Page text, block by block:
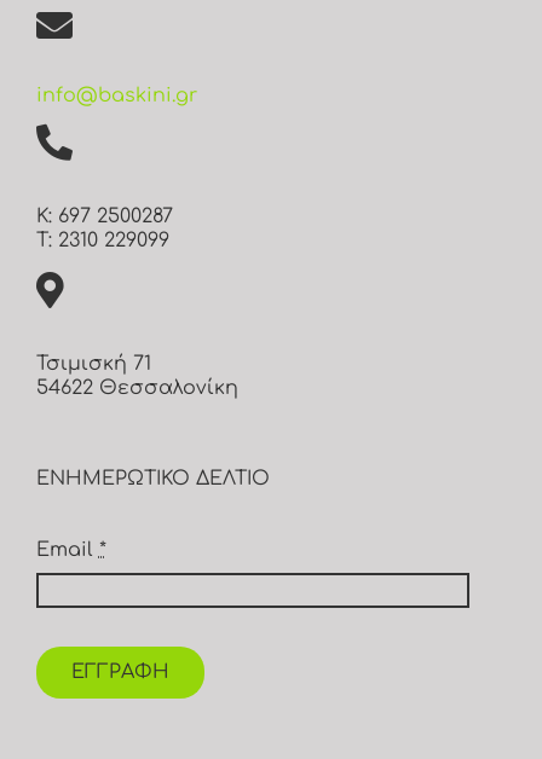
info@baskini.gr
Κ: 697 2500287
Τ: 2310 229099
Τσιμισκή 71
54622 Θεσσαλονίκη
ΕΝΗΜΕΡΩΤΙΚΟ ΔΕΛΤΙΟ
Email *
ΕΓΓΡΑΦΗ